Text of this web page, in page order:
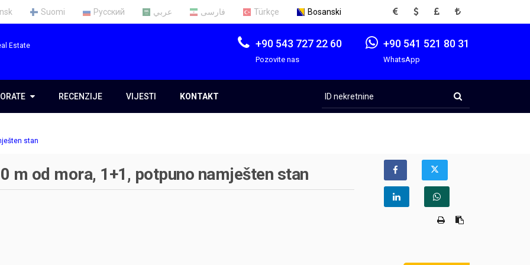
Suomi Русский عربي فارسی Türkçe Bosanski EUR USD GBP TRY
Estate +90 543 727 22 60
Pozovite nas
+90 541 521 80 31
WhatsApp
RECENZIJE VIJESTI KONTAKT
nekretnine
stan
m od mora, 1+1, potpuno namješten stan